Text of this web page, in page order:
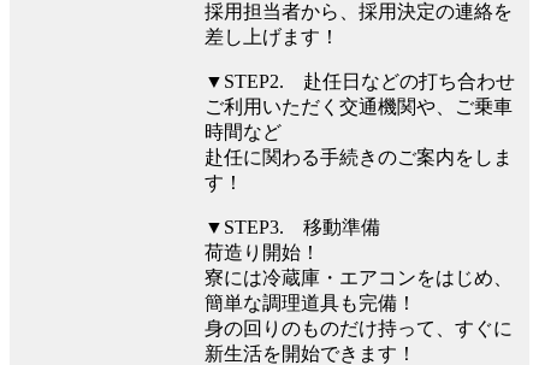
採用担当者から、採用決定の連絡を
差し上げます！
▼STEP2. 赴任日などの打ち合わせ
ご利用いただく交通機関や、ご乗車
時間など
赴任に関わる手続きのご案内をしま
す！
▼STEP3. 移動準備
荷造り開始！
寮には冷蔵庫・エアコンをはじめ、
簡単な調理道具も完備！
身の回りのものだけ持って、すぐに
新生活を開始できます！